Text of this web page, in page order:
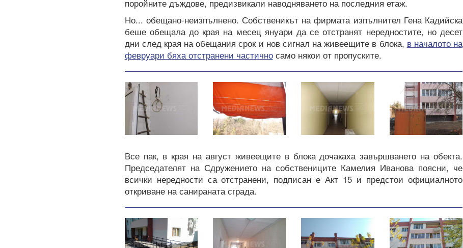
поройните дъждове, предизвикали наводняването на последния етаж.
Но... обещано-неизпълнено. Собственикът на фирмата изпълнител Гена Кадийска
беше обещала до края на месец януари да се отстранят нередностите, но десет
дни след края на обещания срок и нов сигнал на живеещите в блока, в началото на
февруари бяха отстранени частичносамо някои от пропуските.
Все пак, в края на август живеещите в блока дочакаха завършването на обекта.
Председателят на Сдружението на собствениците Камелия Иванова поясни, че
всички нередности са отстранени, подписан е Акт 15 и предстои официалното
откриване на санираната сграда.